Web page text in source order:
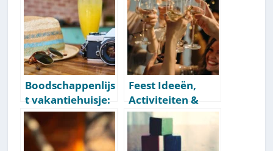
Boodschappenlijs
t vakantiehuisje:
zorg voor deze
spullen
Feest Ideeën,
Activiteiten &
Partyspellen
[Lijst Met
Inspiratie]